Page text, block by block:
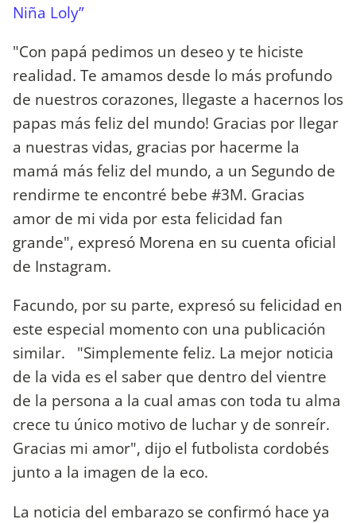
Niña Loly”
"Con papá pedimos un deseo y te hiciste
realidad. Te amamos desde lo más profundo
de nuestros corazones, llegaste a hacernos los
papas más feliz del mundo! Gracias por llegar
a nuestras vidas, gracias por hacerme la
mamá más feliz del mundo, a un Segundo de
rendirme te encontré bebe #3M. Gracias
amor de mi vida por esta felicidad fan
grande", expresó Morena en su cuenta oficial
de Instagram.
Facundo, por su parte, expresó su felicidad en
este especial momento con una publicación
similar. "Simplemente feliz. La mejor noticia
de la vida es el saber que dentro del vientre
de la persona a la cual amas con toda tu alma
crece tu único motivo de luchar y de sonreír.
Gracias mi amor", dijo el futbolista cordobés
junto a la imagen de la eco.
La noticia del embarazo se confirmó hace ya